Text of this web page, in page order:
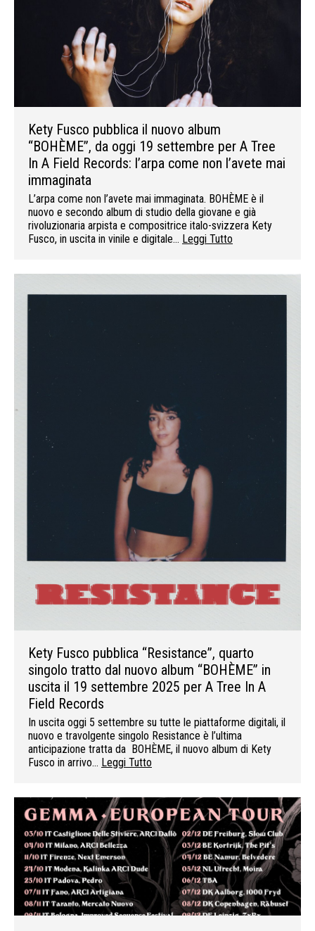
Kety Fusco pubblica il nuovo album
“BOHÈME”, da oggi 19 settembre per A Tree
In A Field Records: l’arpa come non l’avete mai
immaginata
L’arpa come non l’avete mai immaginata. BOHÈME è il
nuovo e secondo album di studio della giovane e già
rivoluzionaria arpista e compositrice italo-svizzera Kety
Fusco, in uscita in vinile e digitale… Leggi Tutto
Kety Fusco pubblica “Resistance”, quarto
singolo tratto dal nuovo album “BOHÈME” in
uscita il 19 settembre 2025 per A Tree In A
Field Records
In uscita oggi 5 settembre su tutte le piattaforme digitali, il
nuovo e travolgente singolo Resistance è l’ultima
anticipazione tratta da BOHÈME, il nuovo album di Kety
Fusco in arrivo… Leggi Tutto